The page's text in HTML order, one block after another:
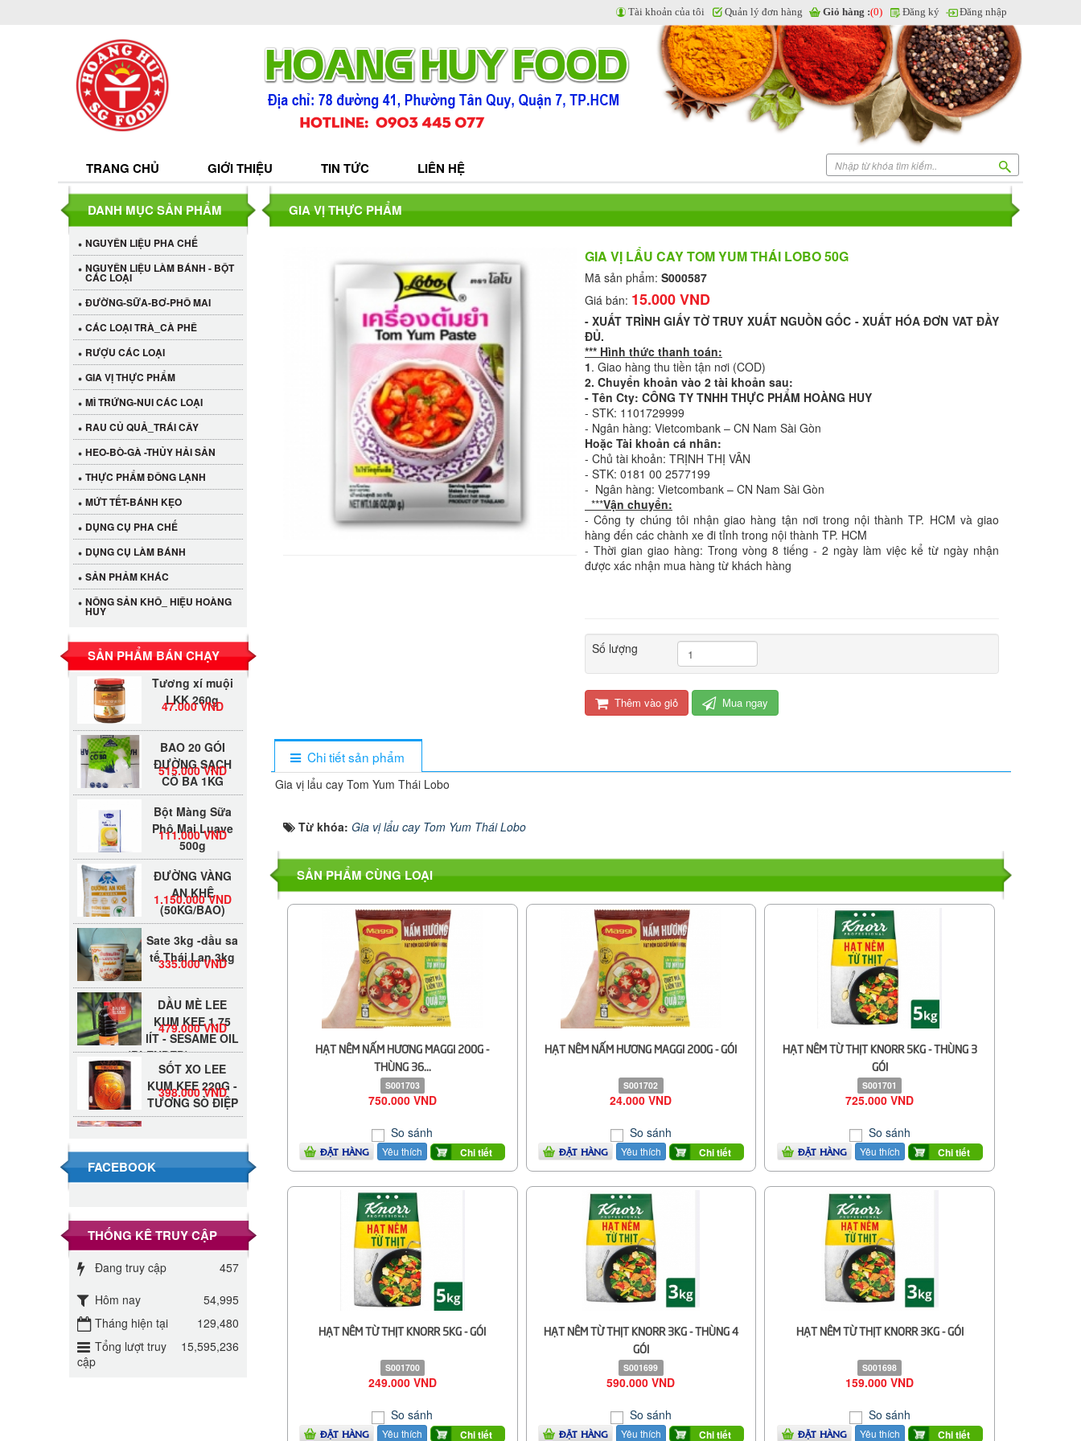
TRANG CHỦ GIỚI THIỆU TIN TỨC LIÊN HỆ
Tài khoản của tôi Quản lý đơn hàng Giỏ hàng :(0) Đăng ký Đăng nhập
GIA VỊ THỰC PHẨM
GIA VỊ LẨU CAY TOM YUM THÁI LOBO 50G
Mã sản phẩm: S000587
Giá bán: 15.000 VND
-XUẤT TRÌNH GIẤY TỜ TRUY XUẤT NGUỒN GỐC - XUẤT HÓA ĐƠN VAT ĐẦY
ĐỦ.
*** Hình thức thanh toán:
1. Giao hàng thu tiền tận nơi (COD)
2. Chuyển khoản vào 2 tài khoản sau:
- Tên Cty: CÔNG TY TNHH THỰC PHẨM HOÀNG HUY
- STK: 1101729999
- Ngân hàng: Vietcombank – CN Nam Sài Gòn
Hoặc Tài khoản cá nhân:
- Chủ tài khoản: TRỊNH THỊ VÂN
- STK: 0181 00 2577199
- Ngân hàng: Vietcombank – CN Nam Sài Gòn
***Vận chuyển:
- Công ty chúng tôi nhận giao hàng tận nơi trong nội thành TP. HCM và giao
hàng đến các chành xe đi tỉnh trong nội thành TP. HCM
- Thời gian giao hàng: Trong vòng 8 tiếng - 2 ngày làm việc kể từ ngày nhận
được xác nhận mua hàng từ khách hàng
Số lượng
Thêm vào giỏ Mua ngay
Chi tiết sản phẩm
Gia vị lẩu cay Tom Yum Thái Lobo
Từ khóa: Gia vị lẩu cay Tom Yum Thái Lobo
SẢN PHẨM CÙNG LOẠI
HẠT NÊM NẤM HƯƠNG MAGGI 200G -
THÙNG 36...
S001703
750.000 VND
So sánh
ĐẶT HÀNG Yêu thích Chi tiết
HẠT NÊM NẤM HƯƠNG MAGGI 200G - GÓI
S001702
24.000 VND
So sánh
ĐẶT HÀNG Yêu thích Chi tiết
HẠT NÊM TỪ THỊT KNORR 5KG - THÙNG 3
GÓI
S001701
725.000 VND
So sánh
ĐẶT HÀNG Yêu thích Chi tiết
HẠT NÊM TỪ THỊT KNORR 5KG - GÓI
S001700
249.000 VND
So sánh
ĐẶT HÀNG Yêu thích Chi tiết
HẠT NÊM TỪ THỊT KNORR 3KG - THÙNG 4
GÓI
S001699
590.000 VND
So sánh
ĐẶT HÀNG Yêu thích Chi tiết
HẠT NÊM TỪ THỊT KNORR 3KG - GÓI
S001698
159.000 VND
So sánh
ĐẶT HÀNG Yêu thích Chi tiết
DANH MỤC SẢN PHẨM
NGUYÊN LIỆU PHA CHẾ
NGUYÊN LIỆU LÀM BÁNH - BỘT
CÁC LOẠI
ĐƯỜNG-SỮA-BƠ-PHÔ MAI
CÁC LOẠI TRÀ_CÀ PHÊ
RƯỢU CÁC LOẠI
GIA VỊ THỰC PHẨM
MÌ TRỨNG-NUI CÁC LOẠI
RAU CỦ QUẢ_TRÁI CÂY
HEO-BÒ-GÀ -THỦY HẢI SẢN
THỰC PHẨM ĐÔNG LẠNH
MỨT TẾT-BÁNH KẸO
DỤNG CỤ PHA CHẾ
DỤNG CỤ LÀM BÁNH
SẢN PHẢM KHÁC
NÔNG SẢN KHÔ_ HIỆU HOÀNG
HUY
SẢN PHẨM BÁN CHẠY
Cần Tây Đà Lạt
40.000 VND
LỐC 12 HỦ
LKK 260g
Tương xí muội
LKK 260g
47.000 VND
BAO 20 GÓI
ĐƯỜNG SẠCH
CÔ BA 1KG
515.000 VND
Bột Màng Sữa
Phô Mai Luave
500g
111.000 VND
ĐƯỜNG VÀNG
AN KHÊ
(50KG/BAO)
1.150.000 VND
Sate 3kg -dầu sa
tế Thái Lan 3kg
335.000 VND
DẦU MÈ LEE
KUM KEE 1.75
lÍT - SESAME OIL
(BLENDED)
479.000 VND
SỐT XO LEE
KUM KEE 220G -
TƯƠNG SÒ ĐIỆP
398.000 VND
Đường Thốt Nốt
Đường phèn hạt
Đường phèn
Long An bao
295.000 VND
nhiên Biên Hòa
gói 1kg
FACEBOOK
THỐNG KÊ TRUY CẬP
Đang truy cập
457
Hôm nay
54,995
Tháng hiện tại
129,480
Tổng lượt truy
cập
15,595,236